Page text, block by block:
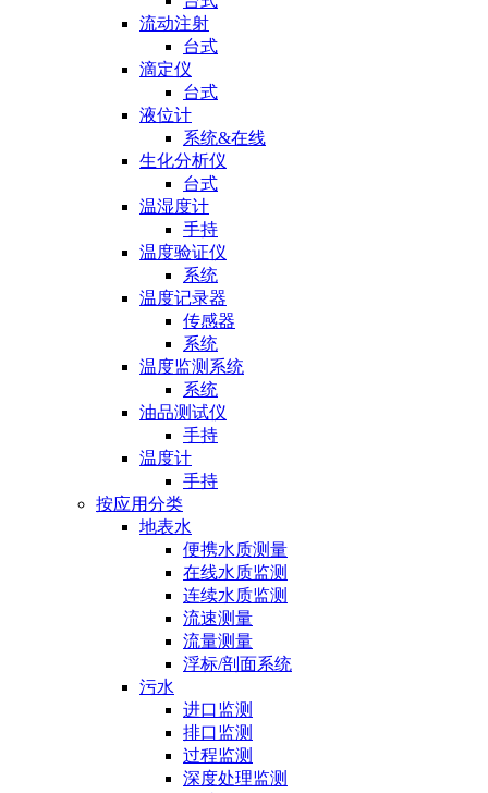
流动注射
台式
滴定仪
台式
液位计
系统&在线
生化分析仪
台式
温湿度计
手持
温度验证仪
系统
温度记录器
传感器
系统
温度监测系统
系统
油品测试仪
手持
温度计
手持
按应用分类
地表水
便携水质测量
在线水质监测
连续水质监测
流速测量
流量测量
浮标/剖面系统
污水
进口监测
排口监测
过程监测
深度处理监测